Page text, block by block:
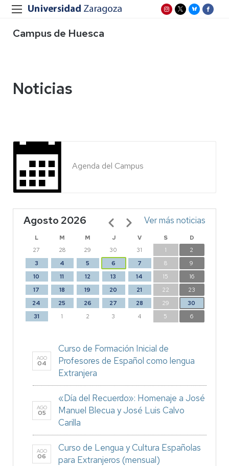
Campus de Huesca
Noticias
Agenda del Campus
Agosto 2026
L M M J V S
D
27
28 29 30 31 1
2
3
4 5 6 7 8
9
10
11 12 13 14 15
16
17
18 19 20 21 22
23
24
25 26 27 28 29
30
31
1 2 3 4 5 6
Paginación Ver más noticias
AGO
04
Curso de Formación Inicial de
Profesores de Español como lengua
Extranjera
AGO
05
«Día del Recuerdo»: Homenaje a José
Manuel Blecua y José Luis Calvo
Carilla
AGO
06
Curso de Lengua y Cultura Españolas
para Extranjeros (mensual)